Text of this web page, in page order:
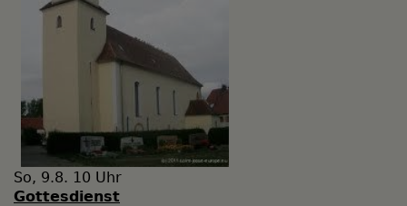
So, 9.8. 10 Uhr
Gottesdienst